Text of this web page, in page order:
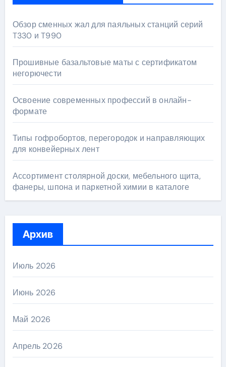
Обзор сменных жал для паяльных станций серий
T330 и T990
Прошивные базальтовые маты с сертификатом
негорючести
Освоение современных профессий в онлайн-
формате
Типы гофробортов, перегородок и направляющих
для конвейерных лент
Ассортимент столярной доски, мебельного щита,
фанеры, шпона и паркетной химии в каталоге
Архив
Июль 2026
Июнь 2026
Май 2026
Апрель 2026